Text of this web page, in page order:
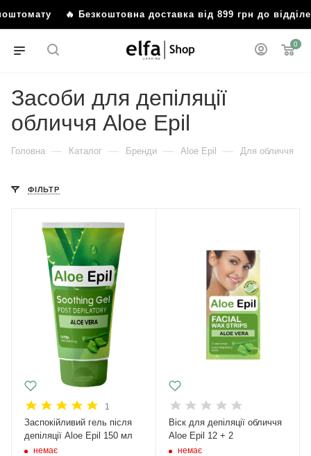
🔥 Безкоштовна доставка від 899 грн до
0
Засоби для депіляції
обличчя Aloe Epil
Головна — Каталог — Бренди — Aloe Epil — Для обличчя
ФІЛЬТР
1
Заспокійливий гель після
депіляції Aloe Epil 150 мл
немає
Віск для депіляції обличчя
Aloe Epil 12 + 2
немає